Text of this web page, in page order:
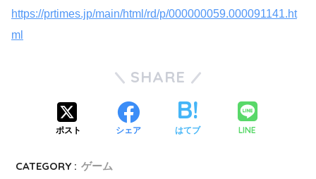
https://prtimes.jp/main/html/rd/p/000000059.000091141.ht
ml
SHARE
ポスト シェア はてブ LINE
CATEGORY : ゲーム